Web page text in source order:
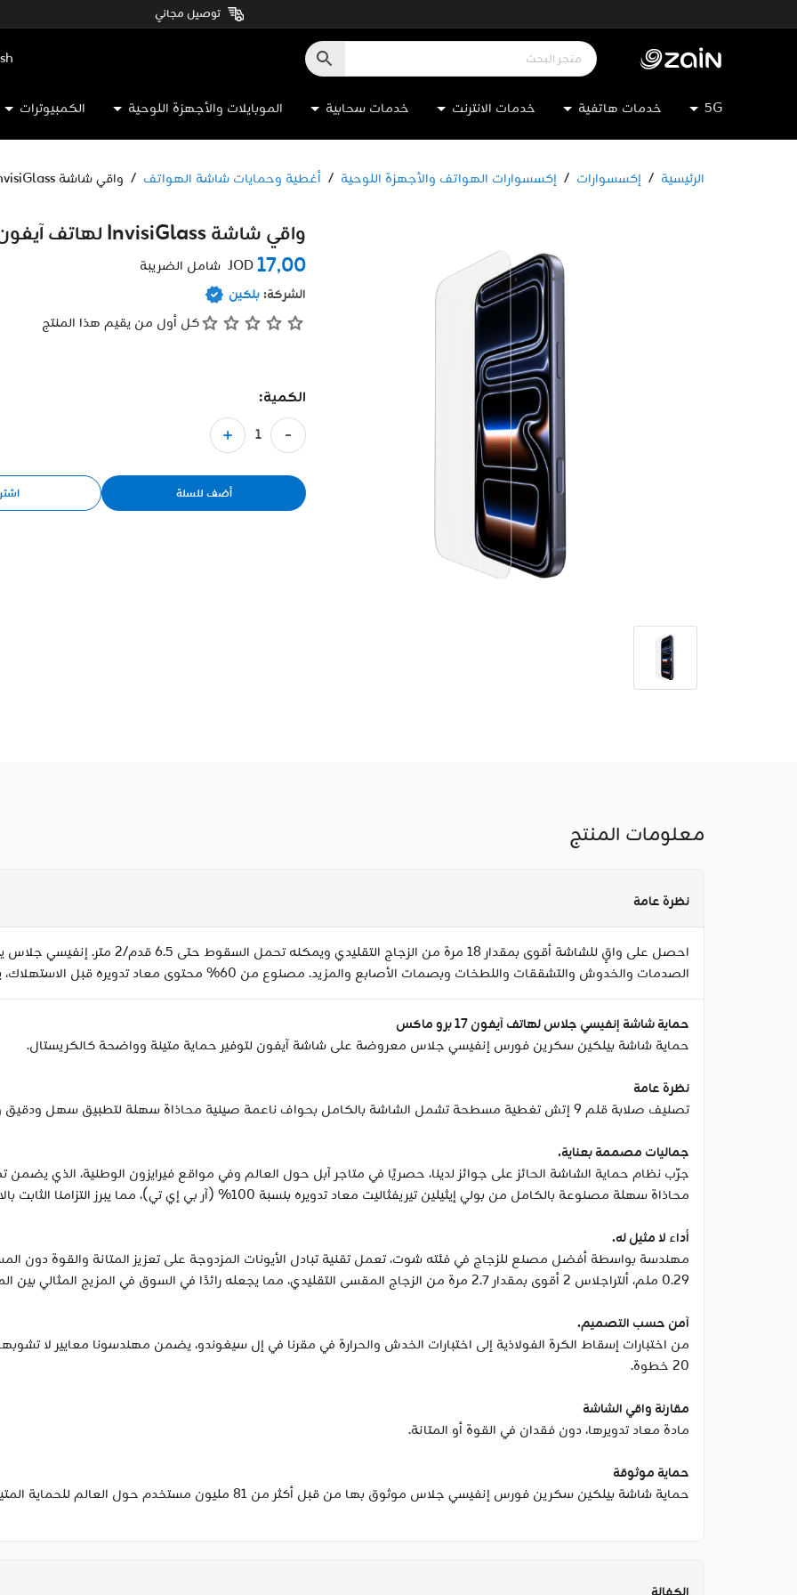
توصيل مجاني
5G خدمات هاتفية خدمات الانترنت خدمات سحابية الموبايلات والأجهزة اللوحية الكمبيوترات
الرئيسية / إكسسوارات / إكسسوارات الهواتف والأجهزة اللوحية / أغطية وحمايات شاشة الهواتف / واقي شاشة InvisiGlass لهاتف آيفون 17 برو ماكس من بيلكن
واقي شاشة InvisiGlass لهاتف آيفون 17 برو ماكس من بيلكن
17٫00
شامل الضريبة
الشركة:بلكين
كل أول من يقيم هذا المنتج
الكمية:
أضف للسلة
معلومات المنتج
نظرة عامة
احصل على واقٍ للشاشة أقوى بمقدار 18 مرة من
الصدمات والخدوش والتشققات واللطخات وبصمات الأصابع والمزيد. مصنوع من 60% محتوى معاد تدويره قبل الاستهلاك، يمنح الزجاج الذي كان سيُتلف حياة جديدة.
حماية شاشة إنفيسي جلاس لهاتف آيفون 17 برو ماكس
حماية شاشة بيلكين سكرين فورس إنفيسي جلاس معروضة على شاشة آيفون لتوفير حماية متينة وواضحة كالكريستال.
نظرة عامة
تصنيف صلابة قلم 9 إتش تغطية مسطحة تشمل الشاشة بالكامل بحواف ناعمة صينية محاذاة سهلة لتطبيق سهل ودقيق وخالي من الفقاعات ضمان محدود لمدة 2 سنة.
جماليات مصممة بعناية.
جرّب نظام حماية الشاشة الحائز على جوائز لدينا، حصريًا في متاجر آبل حول العالم وفي مواقع فيرايزون الوطنية، الذي
محاذاة سهلة مصنوعة بالكامل من بولي إيثيلين تيريفثاليت معاد تدويره بنسبة 100% (آر بي إي تي)، مما يبرز التزامنا الثابت بالاستدامة دون المساس بالجودة.
أداء لا مثيل له.
مهندسة بواسطة أفضل مصنع للزجاج في فئته شوت، تعمل تقنية تبادل الأيونات المزدوجة على تعزيز المتانة والقوة دون
0.29 ملم، ألتراجلاس 2 أقوى بمقدار 2.7 مرة من الزجاج المقسى التقليدي، مما يجعله رائدًا في السوق في المزيج المثالي بين المتانة والتصميم الأنيق.
آمن حسب التصميم.
من اختبارات إسقاط الكرة الفولاذية إلى اختبارات الخدش والحرارة في مقرنا في إل سيغوندو، يضمن مهندسونا معايير لا
20 خطوة.
مقارنة واقي الشاشة
مادة معاد تدويرها، دون فقدان في القوة أو المتانة.
حماية موثوقة
حماية شاشة بيلكين سكرين فورس إنفيسي جلاس موثوق بها من قبل أكثر من 81 مليون مستخدم حول العالم للحماية المتينة لهواتف آيفون.